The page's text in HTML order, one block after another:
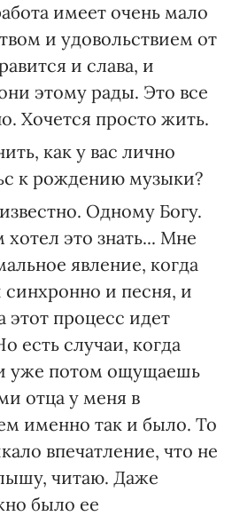
имеет очень мало
и удовольствием от
и слава, и
этому рады. Это все
Хочется просто жить.
как у вас лично
к рождению музыки?
Одному Богу.
хотел это знать... Мне
явление, когда
и песня, и
этот процесс идет
есть случаи, когда
уже потом ощущаешь
отца у меня в
именно так и было. То
впечатление, что не
читаю. Даже
было ее